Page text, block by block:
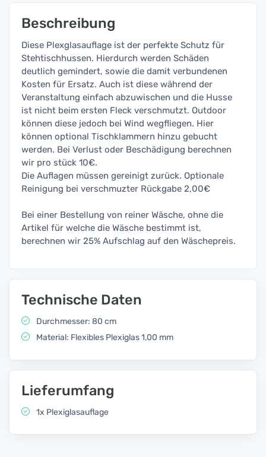
Beschreibung
Diese Plexglasauflage ist der perfekte Schutz für
Stehtischhussen. Hierdurch werden Schäden
deutlich gemindert, sowie die damit verbundenen
Kosten für Ersatz. Auch ist diese während der
Veranstaltung einfach abzuwischen und die Husse
ist nicht beim ersten Fleck verschmutzt. Outdoor
können diese jedoch bei Wind wegfliegen. Hier
können optional Tischklammern hinzu gebucht
werden. Bei Verlust oder Beschädigung berechnen
wir pro stück 10€.
Die Auflagen müssen gereinigt zurück. Optionale
Reinigung bei verschmuzter Rückgabe 2,00€
Bei einer Bestellung von reiner Wäsche, ohne die
Artikel für welche die Wäsche bestimmt ist,
berechnen wir 25% Aufschlag auf den Wäschepreis.
Technische Daten
Durchmesser: 80 cm
Material: Flexibles Plexiglas 1,00 mm
Lieferumfang
1x Plexiglasauflage